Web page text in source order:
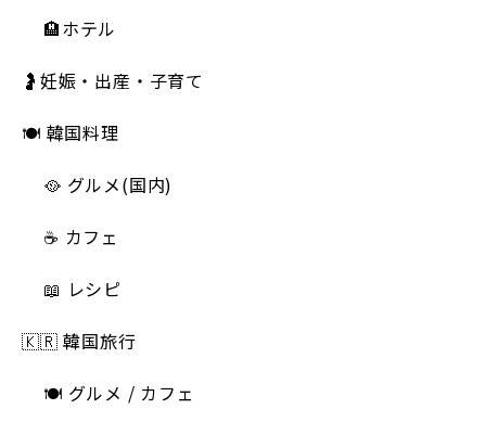
🏨ホテル
🤰妊娠・出産・子育て
🍽 韓国料理
🥘 グルメ(国内)
☕️ カフェ
📖 レシピ
🇰🇷 韓国旅行
🍽 グルメ / カフェ